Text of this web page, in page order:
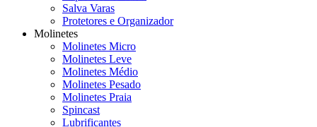
Salva Varas
Protetores e Organizador
Molinetes
Molinetes Micro
Molinetes Leve
Molinetes Médio
Molinetes Pesado
Molinetes Praia
Spincast
Lubrificantes